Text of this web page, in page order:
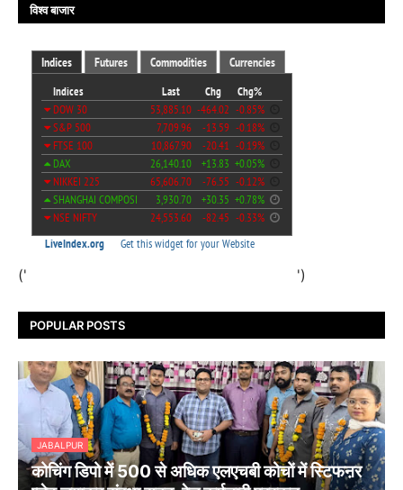
विश्व बाजार
(' ')
POPULAR POSTS
JABALPUR
कोचिंग डिपो में 500 से अधिक एलएचबी कोचों में स्टिफऩर